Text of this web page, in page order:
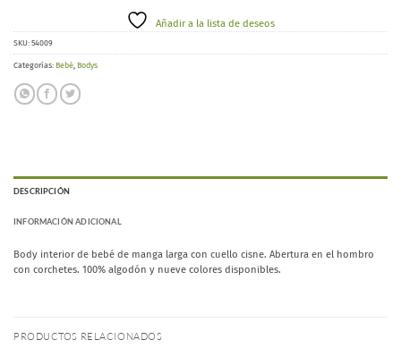
Añadir a la lista de deseos
SKU: 54009
Categorías: Bebé Bodys
DESCRIPCIÓN
INFORMACIÓN ADICIONAL
Body interior de bebé de manga larga con cuello cisne. Abertura en el hombro
con corchetes. 100% algodón y nueve colores disponibles.
PRODUCTOS RELACIONADOS